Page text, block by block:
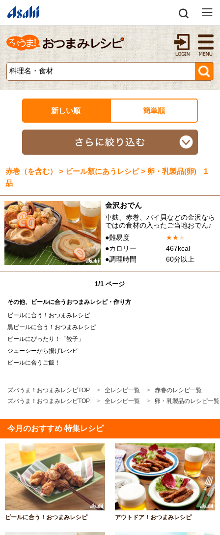
新しい順 簡単順
赤巻（を含む） > ビール類にあうレシピ > 卵・乳製品(卵) 1
品
金沢おでん
車麩、赤巻、バイ貝などの金沢なら
ではの食材の入ったご当地おでん♪
●難易度
★★★
●カロリー
467kcal
●調理時間
60分以上
1/1 ページ
その他、ビールに合うおつまみレシピ・作り方
ビールに合う！おつまみレシピ
黒ビールに合う！おつまみレシピ
ビールにぴったり！「餃子」
ジューシーから揚げレシピ
ビールに合うご飯！
ズバうま！おつまみレシピTOP 全レシピ一覧
赤巻のレシピ一覧
ズバうま！おつまみレシピTOP
全レシピ一覧 卵・乳製品のレシピ一覧
今月のおすすめ 特集レシピ
ビールに合う！おつまみレシピ アウトドア！おつまみレシピ